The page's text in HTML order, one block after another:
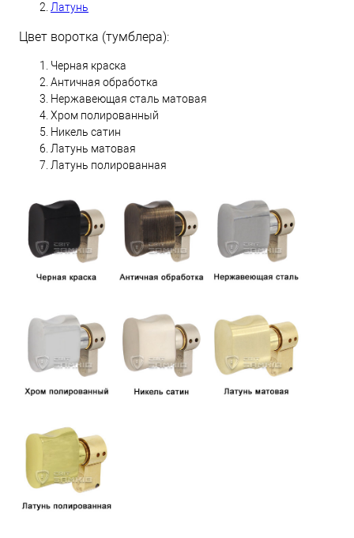
Латунь
Цвет воротка (тумблера):
Черная краска
Античная обработка
Нержавеющая сталь матовая
Хром полированный
Никель сатин
Латунь матовая
Латунь полированная